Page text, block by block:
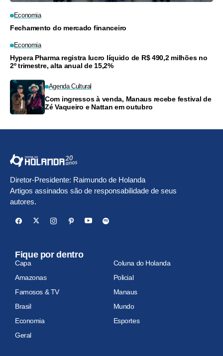
Economia
Fechamento do mercado financeiro
Economia
Hypera Pharma registra lucro líquido de R$ 490,2 milhões no
2º trimestre, alta anual de 15,2%
Agenda Cultural
Com ingressos à venda, Manaus recebe festival de
Zé Vaqueiro e Nattan em outubro
Diretor-Presidente: Raimundo de Holanda
Artigos assinados são de responsabilidade de seus
autores.
Fique por dentro
Capa
Coluna do Holanda
Amazonas
Policial
Famosos & TV
Manaus
Brasil
Mundo
Economia
Esportes
Geral